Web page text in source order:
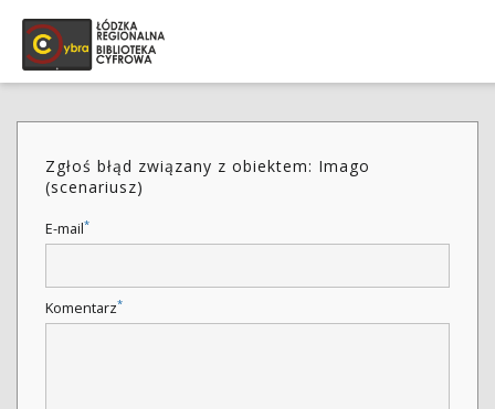
Zgłoś błąd związany z obiektem: Imago
(scenariusz)
E-mail*
Komentarz*